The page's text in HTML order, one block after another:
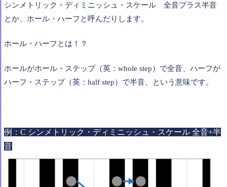
シンメトリック・ディミニッシュ・スケール 全音プラス半音
とか、ホール・ハーフと呼んだりします。
ホール・ハーフとは！？
ホールがホール・ステップ（英：whole step）で全音、ハーフが
ハーフ・ステップ（英：half step）で半音、という意味です。
例：C シンメトリック・ディミニッシュ・スケール 全音+半
音